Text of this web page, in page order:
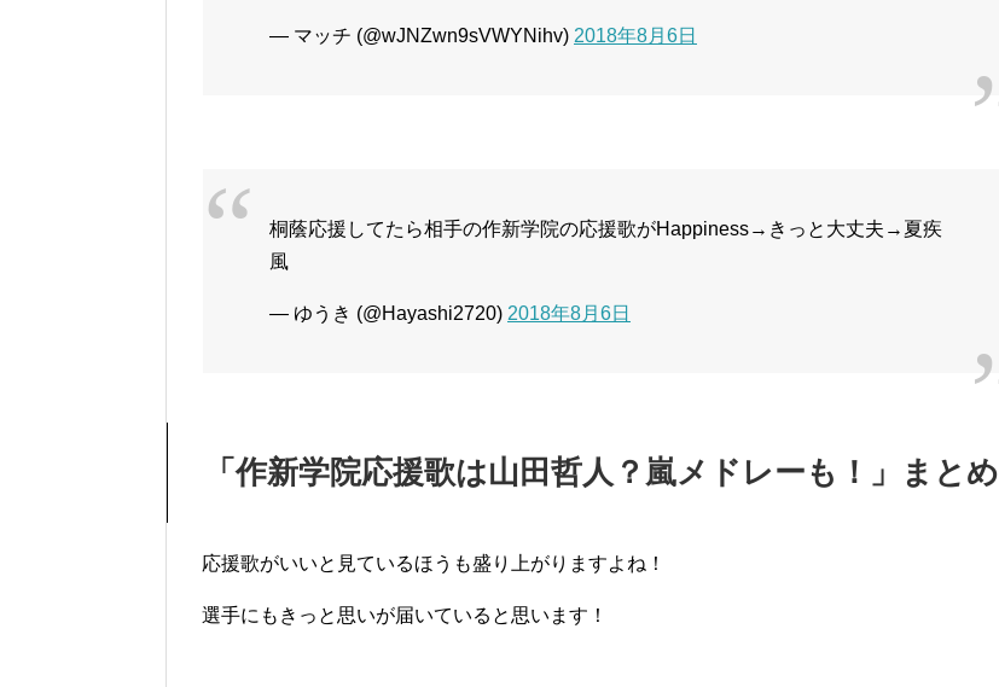
— マッチ (@wJNZwn9sVWYNihv) 2018年8月6日
桐蔭応援してたら相手の作新学院の応援歌がHappiness→きっと大丈夫→夏疾
風
— ゆうき (@Hayashi2720) 2018年8月6日
「作新学院応援歌は山田哲人？嵐メドレーも！」まとめ
応援歌がいいと見ているほうも盛り上がりますよね！
選手にもきっと思いが届いていると思います！